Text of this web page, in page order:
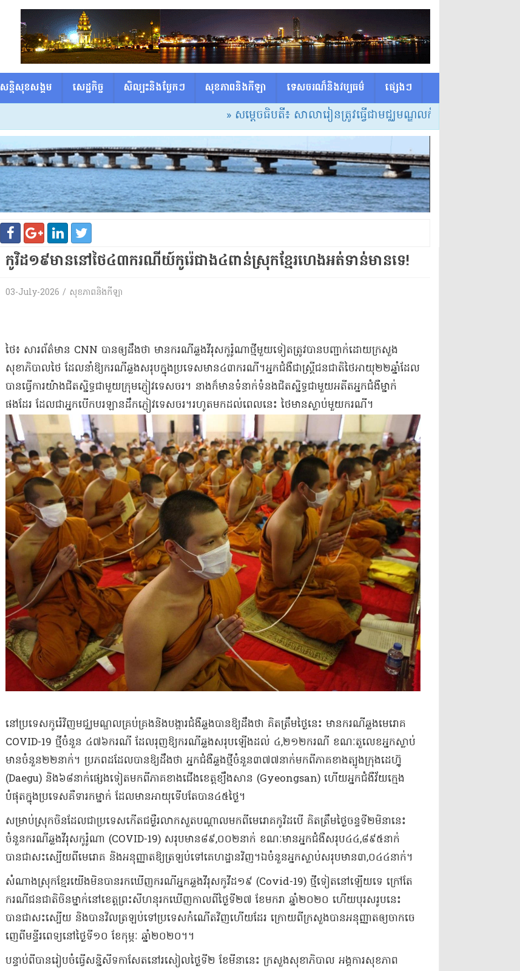
សន្តិសុខសង្គម សេដ្ឋកិច្ច សិល្បះនិងប្លែកៗ សុខភាពនិងកីឡា ទេសចរណ៏និងវប្បធម៌ ផ្សេង​ៗ
» សម្ដេចធិបតី៖ សាលារៀនត្រូវធ្វើជាមជ្ឈមណ្ឌលកំណត់វិធីសាស្ត្របង្រៀន និង
កូ​វិដ​១៩​មាននៅ​ថៃ​៤៣​ករណី​យ៍​កូរ៉េ​ជាង​៤​ពាន់​ស្រុក​ខ្មែរ​ហេង​អត់​ទាន់​មាន​ទេ​!
03-July-2026 / សុខភាពនិងកីឡា
​ថៃ​៖ សារព័ត៌មាន CNN បាន​ឲ្យ​ដឹងថា មាន​ករណី​ឆ្លង​វីរុស​កូ​រ៉ូ​ណា​ថ្មី​មួយទៀត​ត្រូវបាន​បញ្ជា​ក់ដោយ​ក្រសួង
សុខាភិបាល​ថៃ ដែលនាំឱ្យ​ករណី​ឆ្លង​សរុប​ក្នុងប្រទេស​មាន​៤៣​ករណី​។​​អ្នកជំងឺ​ជា​ស្ត្រី​ជនជាតិ​ថៃ​អាយុ​២២​ឆ្នាំ​ដែល​
បានធ្វើការ​យ៉ាង​ជិតស្និទ្ធ​ជាមួយ​ក្រុម​ភ្ញៀវទេសចរ​។ នាង​ក៏មាន​ទំនាក់ទំនង​ជិតស្និទ្ធ​ជាមួយ​អតីត​អ្នកជំងឺ​ម្នាក់​
ផងដែរ ដែលជា​អ្នកបើកបរ​ឡាន​ដឹក​ភ្ញៀវទេសចរ​។​រហូតមកដល់​ពេលនេះ ថៃ​មាន​ស្លាប់​មួយ​ករណី​។
​នៅ​ប្រទេស​កូរ៉េ​វិញ​មជ្ឈមណ្ឌល​គ្រប់គ្រង​និង​បង្ការ​ជំងឺឆ្លង​បានឱ្យដឹងថា គិត​ត្រឹម​ថ្ងៃនេះ មាន​ករណី​ឆ្លង​មេរោគ
COVID-19 ថ្មី​ចំនួន ៤៧៦​ករណី ដែល​រុញឱ្យ​ករណី​ឆ្លង​សរុប​ឡើងដល់ ៤,២១២​ករណី ខណៈ​តួលេខ​អ្នកស្លាប់​
មាន​ចំនួន​២២​នាក់​។ ប្រភព​ដដែល​បានឱ្យដឹងថា អ្នកជំងឺ​ឆ្លង​ថ្មី​ចំនួន​៣៧៧​នាក់​មកពី​ភាគខាងត្បូង​ក្រុង​ដេ​ហ្គ៊ូ
(Daegu) និង​៦៨​នាក់​ផ្សេងទៀត​មកពី​ភាគ​ខាងជើង​ខេត្ត​ខ្យឹ​ង​សាន (Gyeongsan) ហើយ​អ្នកជំងឺ​វ័យក្មេង​
បំផុត​ក្នុងប្រទេស​គឺ​ទារក​ម្នាក់ ដែលមាន​អាយុ​ទើបតែ​បាន​៤៥​ថ្ងៃ​។​
​សម្រាប់​ស្រុក​ចិន​ដែលជា​ប្រទេស​កើត​ជម្ងឺ​រលាក​សួត​បណ្តាលមកពី​មេរោគ​កូ​វិដ​បើ គិត​ត្រឹម​ថ្ងៃ​ចន្ទ​ទី​២​មិនា​នេះ
ចំនួន​ករណី​ឆ្លង​វីរុស​កូ​រ៉ូ​ណា (COVID-19) សរុប​មាន​៨៩,០០២​នាក់ ខណៈ​មាន​អ្នកជំងឺ​សរុប​៤៤,៨៩៥​នាក់​
បានជា​សះស្បើយ​ពី​មេរោគ និង​អនុញ្ញាតឱ្យ​ត្រឡប់​ទៅ​គេហដ្ឋាន​វិញ​។​ឯ​ចំនួន​អ្នកស្លាប់​សរុប​មាន​៣,០៤៤​នាក់​។​
​សំណាង​ស្រុក​ខ្មែរ​យើង​មិនបាន​រកឃើញ​ករណី​អ្នក​ឆ្លង​វីរុស​កូ​វីដ​១៩ (Covid-19) ថ្មី​ទៀត​នៅឡើយ​ទេ ក្រៅ​តែ​
ករណី​ជនជាតិ​ចិន​ម្នាក់​នៅ​ខេត្ត​ព្រះសីហនុ​រកឃើញ​កាលពី​ថ្ងៃទី​២៧ ខែមករា ឆ្នាំ​២០២០ ហើយ​បុរស​រូបនេះ​
បានជា​សះស្បើយ និង​បាន​វិលត្រឡប់​ទៅ​ប្រទេស​កំណើត​វិញ​ហើយ​ដែរ ក្រោយពី​ក្រសួង​បានអនុញ្ញាត​ឲ្យ​ចាក​ចេ​
ញេ​ពី​មន្ទីរពេទ្យ​នៅ​ថ្ងៃទី​១០ ខែកុម្ភៈ ឆ្នាំ​២០២០​។​។​
​បន្ទាប់ពី​បានរៀបចំ​ធ្វើ​សន្និសីទកាសែត​នៅ​រសៀល​ថ្ងៃទី​២ ខែមីនា​នេះ ក្រសួងសុខាភិបាល អង្គការ​សុខភាព​